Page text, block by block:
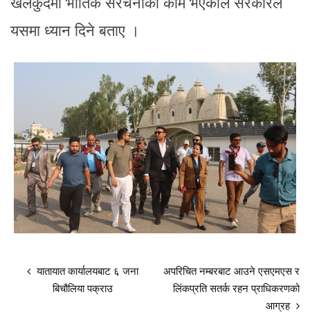
यसमा ध्यान दिने बताए ।
यातायात कार्यालयबाट ६ जना
बिचौलिया पक्राउ
अपरिचित नम्बरबाट आउने एसएमएस र
लिंकप्रति सतर्क रहन प्राधिकरणको
आग्रह